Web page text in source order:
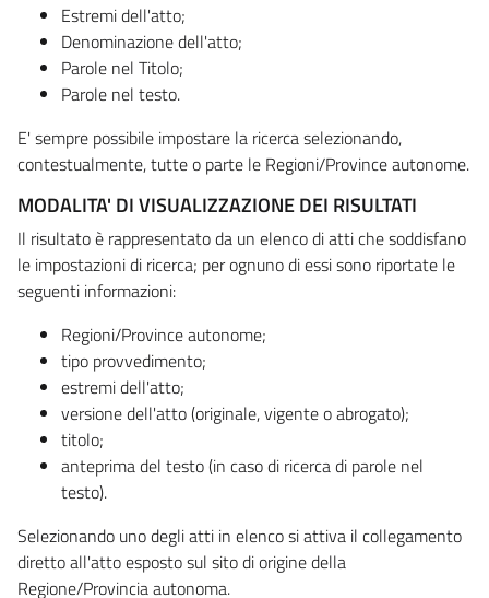
Estremi dell'atto;
Denominazione dell'atto;
Parole nel Titolo;
Parole nel testo.
E' sempre possibile impostare la ricerca selezionando,
contestualmente, tutte o parte le Regioni/Province autonome.
MODALITA' DI VISUALIZZAZIONE DEI RISULTATI
Il risultato è rappresentato da un elenco di atti che soddisfano
le impostazioni di ricerca; per ognuno di essi sono riportate le
seguenti informazioni:
Regioni/Province autonome;
tipo provvedimento;
estremi dell'atto;
versione dell'atto (originale, vigente o abrogato);
titolo;
anteprima del testo (in caso di ricerca di parole nel
testo).
Selezionando uno degli atti in elenco si attiva il collegamento
diretto all'atto esposto sul sito di origine della
Regione/Provincia autonoma.